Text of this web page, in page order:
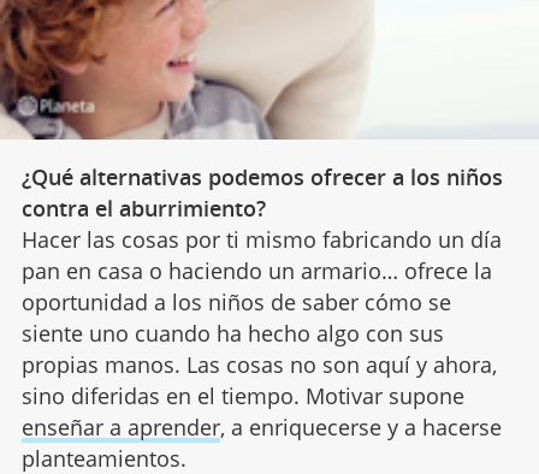
¿Qué alternativas podemos ofrecer a los niños
contra el aburrimiento?
Hacer las cosas por ti mismo fabricando un día
pan en casa o haciendo un armario… ofrece la
oportunidad a los niños de saber cómo se
siente uno cuando ha hecho algo con sus
propias manos. Las cosas no son aquí y ahora,
sino diferidas en el tiempo. Motivar supone
enseñar a aprender, a enriquecerse y a hacerse
planteamientos.